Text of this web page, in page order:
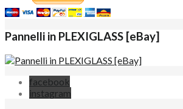
Pannelli in PLEXIGLASS [eBay]
facebook
instagram